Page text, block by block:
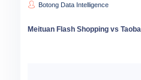
Botong Data Intelligence